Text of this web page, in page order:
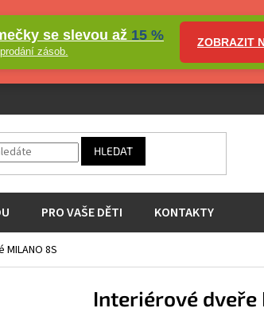
se slevou až 15 %
zásob.
ZOBRAZIT
HLEDAT
PRO VAŠE DĚTI KONTAKTY
8S
Interiérové dveře